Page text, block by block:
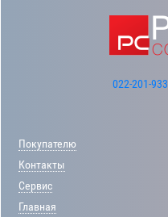
022-201-933
Покупателю
Контакты
Сервис
Главная